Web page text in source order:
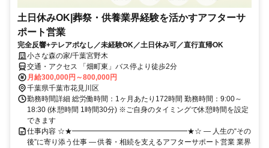
土日休みOK|葬祭・供養業界経験を活かすアフターサ
ポート営業
完全反響+テレアポなし／未経験OK／土日休み可／直行直帰OK
小さな森の家/千葉宮野木
交通・アクセス 「畑町東」バス停より徒歩2分
月給300,000円～800,000円
千葉県千葉市花見川区
勤務時間詳細 総労働時間：1ヶ月あたり172時間 勤務時間：9:00～
18:30 (休憩時間 1時間30分) ※ご自身のタイミングで休憩時間を設定
できます
仕事内容 ☆★━━━━━━━━━━━━━━━━★☆ ― 人生の“その
後”に寄り添う仕事 ― 供養・相続を支えるアフターサポート営業 業界